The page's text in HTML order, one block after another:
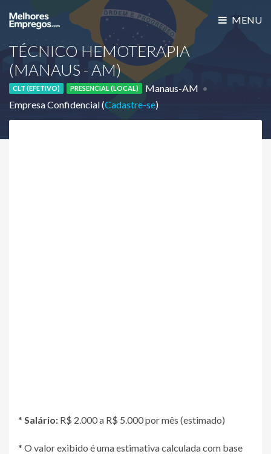
MENU
TÉCNICO HEMOTERAPIA
(MANAUS - AM)
CLT (EFETIVO) PRESENCIAL (LOCAL)
Manaus-AM
Empresa Confidencial (Cadastre-se)
* Salário: R$ 2.000 a R$ 5.000 por mês (estimado)
* O valor exibido é uma estimativa calculada com base